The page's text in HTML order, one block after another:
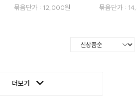
묶음단가 : 12,000원
묶음단가 :
더보기